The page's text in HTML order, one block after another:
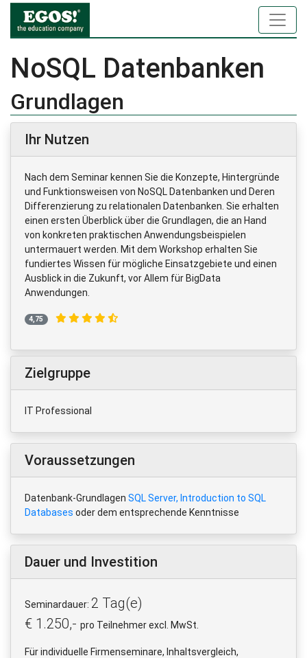
NoSQL Datenbanken
Grundlagen
Ihr Nutzen
Nach dem Seminar kennen Sie die Konzepte, Hintergründe
und Funktionsweisen von NoSQL Datenbanken und Deren
Differenzierung zu relationalen Datenbanken. Sie erhalten
einen ersten Überblick über die Grundlagen, die an Hand
von konkreten praktischen Anwendungsbeispielen
untermauert werden. Mit dem Workshop erhalten Sie
fundiertes Wissen für mögliche Einsatzgebiete und einen
Ausblick in die Zukunft, vor Allem für BigData
Anwendungen.
4,75
Zielgruppe
IT Professional
Voraussetzungen
Datenbank-Grundlagen SQL Server, Introduction to SQL
Databases oder dem entsprechende Kenntnisse
Dauer und Investition
Seminardauer: 2 Tag(e)
€ 1.250,- pro Teilnehmer excl. MwSt.
Für individuelle Firmenseminare, Inhaltsvergleich,